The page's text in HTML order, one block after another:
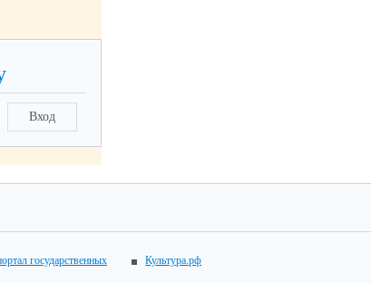
Вход
государственных
Культура.рф